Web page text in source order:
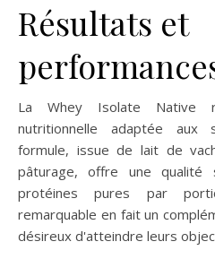
Résultats et
La Whey Isolate Native
nutritionnelle adaptée aux
formule, issue de lait de
pâturage, offre une qualité
protéines pures par
remarquable en fait un
désireux d'atteindre leurs